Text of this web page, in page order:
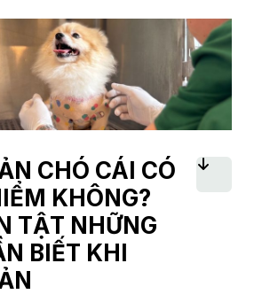
CHÓ CÁI CÓ
KHÔNG?
TẬT NHỮNG
BIẾT KHI